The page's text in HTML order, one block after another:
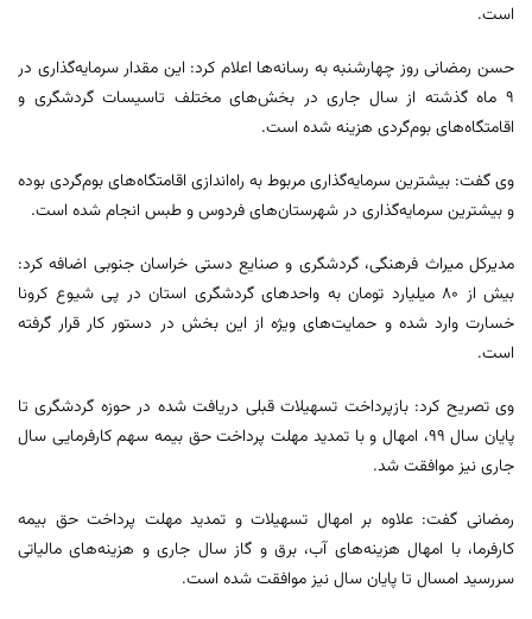
است.
حسن رمضانی روز چهارشنبه به رسانه‌ها اعلام کرد: این مقدار سرمایه‌گذاری در
۹ ماه گذشته از سال جاری در بخش‌های مختلف تاسیسات گردشگری و
اقامتگاه‌های بوم‌گردی هزینه شده است.
وی گفت: بیشترین سرمایه‌گذاری مربوط به راه‌اندازی اقامتگاه‌های بوم‌گردی بوده
و بیشترین سرمایه‌گذاری در شهرستان‌های فردوس و طبس انجام شده است.
مدیرکل میراث ‌فرهنگی، گردشگری و صنایع دستی خراسان ‌جنوبی اضافه کرد:
بیش از ۸۰ میلیارد تومان به واحدهای گردشگری استان در پی شیوع کرونا
خسارت وارد شده و حمایت‌های ویژه از این بخش در دستور کار قرار گرفته
است.
وی تصریح کرد: بازپرداخت تسهیلات قبلی دریافت شده در حوزه گردشگری تا
پایان سال ۹۹، امهال و با تمدید مهلت پرداخت حق بیمه سهم کارفرمایی سال
جاری نیز موافقت شد.
رمضانی گفت: علاوه بر امهال تسهیلات و تمدید مهلت پرداخت حق بیمه
کارفرما، با امهال هزینه‌های آب، برق و گاز سال جاری و هزینه‌های مالیاتی
سررسید امسال تا پایان سال نیز موافقت شده است.